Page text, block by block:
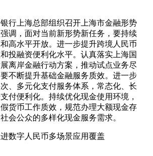
行上海总部组织召开上海市金融形势
调，面对当前新形势新任务，要持续
高水平开放。进一步提升跨境人民币
投融资便利化水平。认真落实上海国
离岸金融行动方案，推动试点业务尽
不断提升基础金融服务质效。进一步
、多元化支付服务体系，常态化、长
付便利化。持续优化现金使用环境，
货币工作质效，规范办理大额现金存
会公众的多样化现金服务需求。
数字人民币多场景应用覆盖